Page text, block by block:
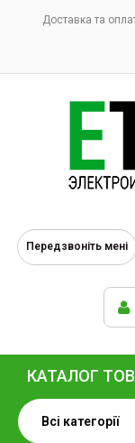
Доставка та
Передзвоніть мені
КАТАЛОГ